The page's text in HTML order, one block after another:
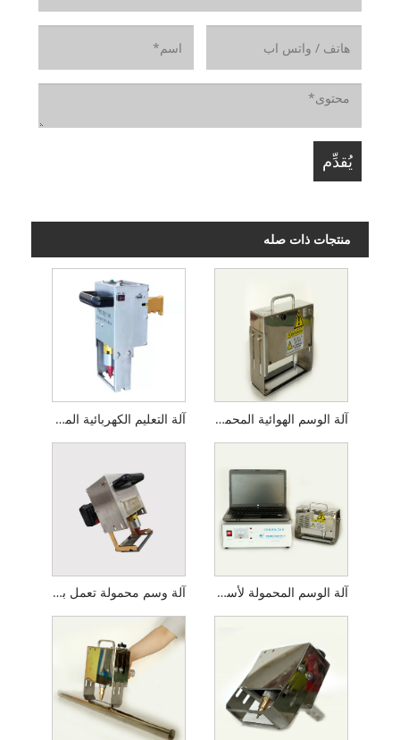
منتجات ذات صله
آلة التعليم الكهربائية المحمولة آلة الوسم الهوائية المحمولة
آلة وسم محمولة تعمل بالبطارية آلة الوسم المحمولة لأسطوانة الغاز